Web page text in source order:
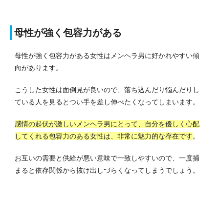
母性が強く包容力がある
母性が強く包容力がある女性はメンヘラ男に好かれやすい傾
向があります。
こうした女性は面倒見が良いので、落ち込んだり悩んだりし
ている人を見るとつい手を差し伸べたくなってしまいます。
感情の起伏が激しいメンヘラ男にとって、自分を優しく心配
してくれる包容力のある女性は、非常に魅力的な存在です。
お互いの需要と供給が悪い意味で一致しやすいので、一度捕
まると依存関係から抜け出しづらくなってしまうでしょう。